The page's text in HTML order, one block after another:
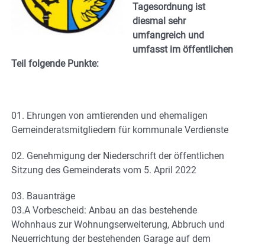
Tagesordnung ist
diesmal sehr
umfangreich und
umfasst im öffentlichen
Teil folgende Punkte:
01. Ehrungen von amtierenden und ehemaligen
Gemeinderatsmitgliedern für kommunale Verdienste
02. Genehmigung der Niederschrift der öffentlichen
Sitzung des Gemeinderats vom 5. April 2022
03. Bauanträge
03.A Vorbescheid: Anbau an das bestehende
Wohnhaus zur Wohnungserweiterung, Abbruch und
Neuerrichtung der bestehenden Garage auf dem